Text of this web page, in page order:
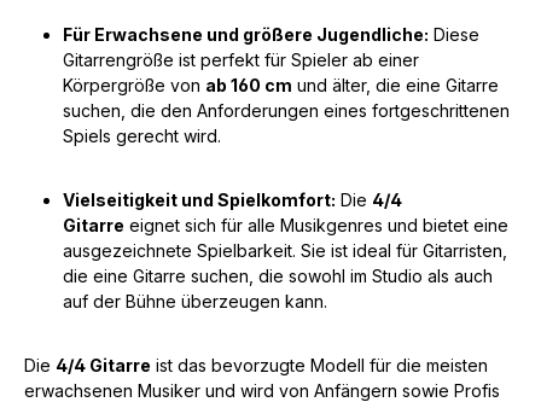
Für Erwachsene und größere Jugendliche: Diese
Gitarrengröße ist perfekt für Spieler ab einer
Körpergröße von ab 160 cm und älter, die eine Gitarre
suchen, die den Anforderungen eines fortgeschrittenen
Spiels gerecht wird.
Vielseitigkeit und Spielkomfort: Die 4/4
Gitarre eignet sich für alle Musikgenres und bietet eine
ausgezeichnete Spielbarkeit. Sie ist ideal für Gitarristen,
die eine Gitarre suchen, die sowohl im Studio als auch
auf der Bühne überzeugen kann.
Die 4/4 Gitarre ist das bevorzugte Modell für die meisten
erwachsenen Musiker und wird von Anfängern sowie Profis